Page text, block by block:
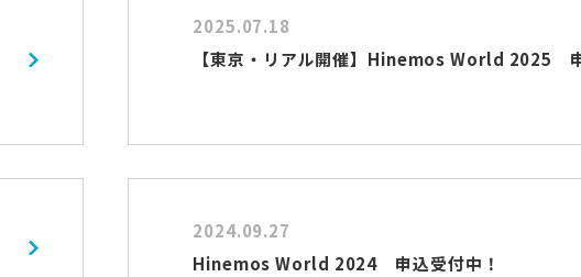
2025.07.18
【東京・リアル開催】Hinemos World 2025
2024.09.27
Hinemos World 2024 申込受付中！